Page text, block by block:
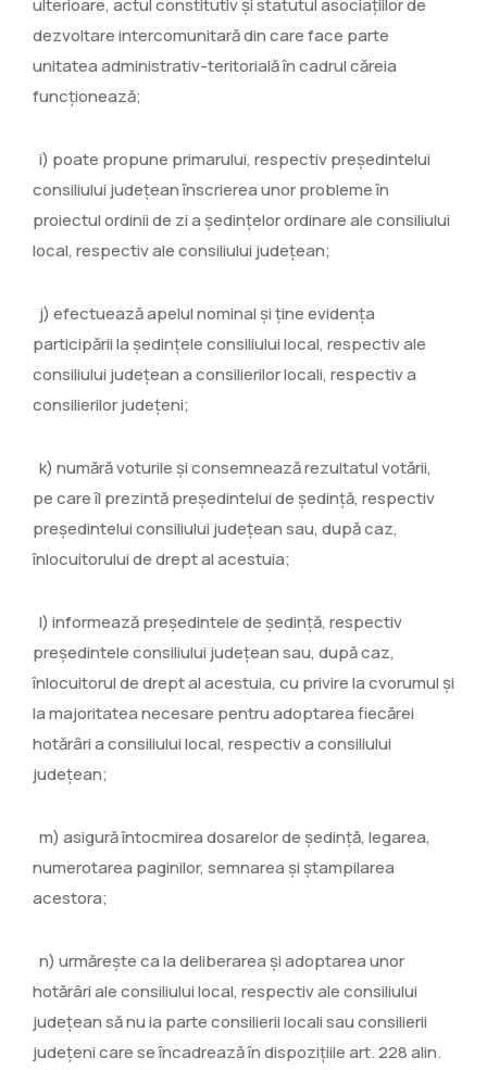
ulterioare, actul constitutiv şi statutul asociaţiilor de
dezvoltare intercomunitară din care face parte
unitatea administrativ-teritorială în cadrul căreia
funcţionează;
i) poate propune primarului, respectiv preşedintelui
consiliului judeţean înscrierea unor probleme în
proiectul ordinii de zi a şedinţelor ordinare ale consiliului
local, respectiv ale consiliului judeţean;
j) efectuează apelul nominal şi ţine evidenţa
participării la şedinţele consiliului local, respectiv ale
consiliului judeţean a consilierilor locali, respectiv a
consilierilor judeţeni;
k) numără voturile şi consemnează rezultatul votării,
pe care îl prezintă preşedintelui de şedinţă, respectiv
preşedintelui consiliului judeţean sau, după caz,
înlocuitorului de drept al acestuia;
l) informează preşedintele de şedinţă, respectiv
preşedintele consiliului judeţean sau, după caz,
înlocuitorul de drept al acestuia, cu privire la cvorumul şi
la majoritatea necesare pentru adoptarea fiecărei
hotărâri a consiliului local, respectiv a consiliului
judeţean;
m) asigură întocmirea dosarelor de şedinţă, legarea,
numerotarea paginilor, semnarea şi ştampilarea
acestora;
n) urmăreşte ca la deliberarea şi adoptarea unor
hotărâri ale consiliului local, respectiv ale consiliului
judeţean să nu ia parte consilierii locali sau consilierii
judeţeni care se încadrează în dispoziţiile art. 228 alin.